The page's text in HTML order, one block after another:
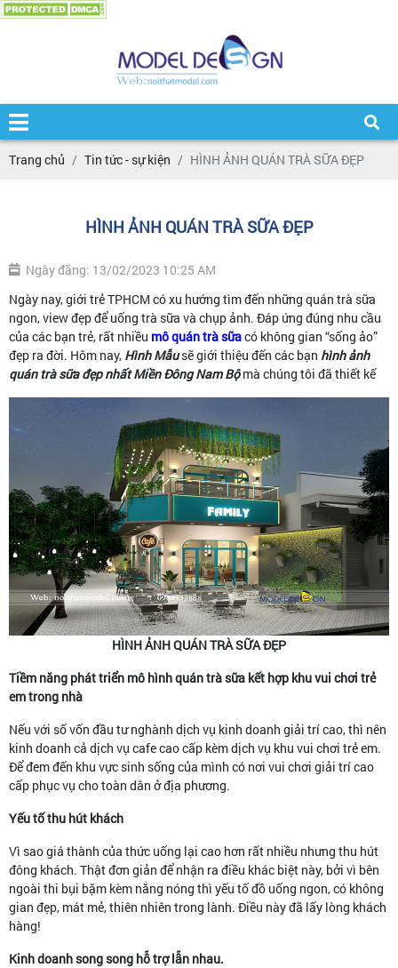
Trang chủ Tin tức - sự kiện HÌNH ẢNH QUÁN TRÀ SỮA ĐẸP
HÌNH ẢNH QUÁN TRÀ SỮA ĐẸP
Ngày đăng: 13/02/2023 10:25 AM
Ngày nay, giới trẻ TPHCM có xu hướng tìm đến những quán trà sữa
ngon, view đẹp để uống trà sữa và chụp ảnh. Đáp ứng đúng nhu cầu
của các bạn trẻ, rất nhiều mô quán trà sữacó không gian “sống ảo”
đẹp ra đời. Hôm nay, Hình Mẫusẽ giới thiệu đến các bạn hình ảnh
quán trà sữa đẹp nhất Miền Đông Nam Bộmà chúng tôi đã thiết kế
HÌNH ẢNH QUÁN TRÀ SỮA ĐẸP
Tiềm năng phát triển mô hình quán trà sữa kết hợp khu vui chơi trẻ
em trong nhà
Nếu với số vốn đầu tư nghành dịch vụ kinh doanh giải trí cao, thì nên
kinh doanh cả dịch vụ cafe cao cấp kèm dịch vụ khu vui chơi trẻ em.
Để đem đến khu vực sinh sống của mình có nơi vui chơi giải trí cao
cấp phục vụ cho toàn dân ở địa phương.
Yếu tố thu hút khách
Vì sao giá thành của thức uống lại cao hơn rất nhiều nhưng thu hút
đông khách. Thật đơn giản để nhận ra điều khác biệt này, bởi vì bên
ngoài thi bụi bặm kèm nắng nóng thì yếu tố đồ uống ngon, có không
gian đẹp, mát mẻ, thiên nhiên trong lành. Điều này đã lấy lòng khách
hàng!
Kinh doanh song song hỗ trợ lẫn nhau.